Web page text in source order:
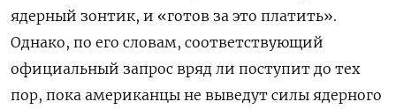
ядерный зонтик, и «готов за это платить».
Однако, по его словам, соответствующий
официальный запрос вряд ли поступит до тех
пор, пока американцы не выведут силы ядерного